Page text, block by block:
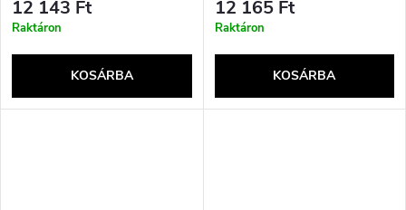
12 143 Ft
Raktáron
KOSÁRBA
12 165 Ft
Raktáron
KOSÁRBA